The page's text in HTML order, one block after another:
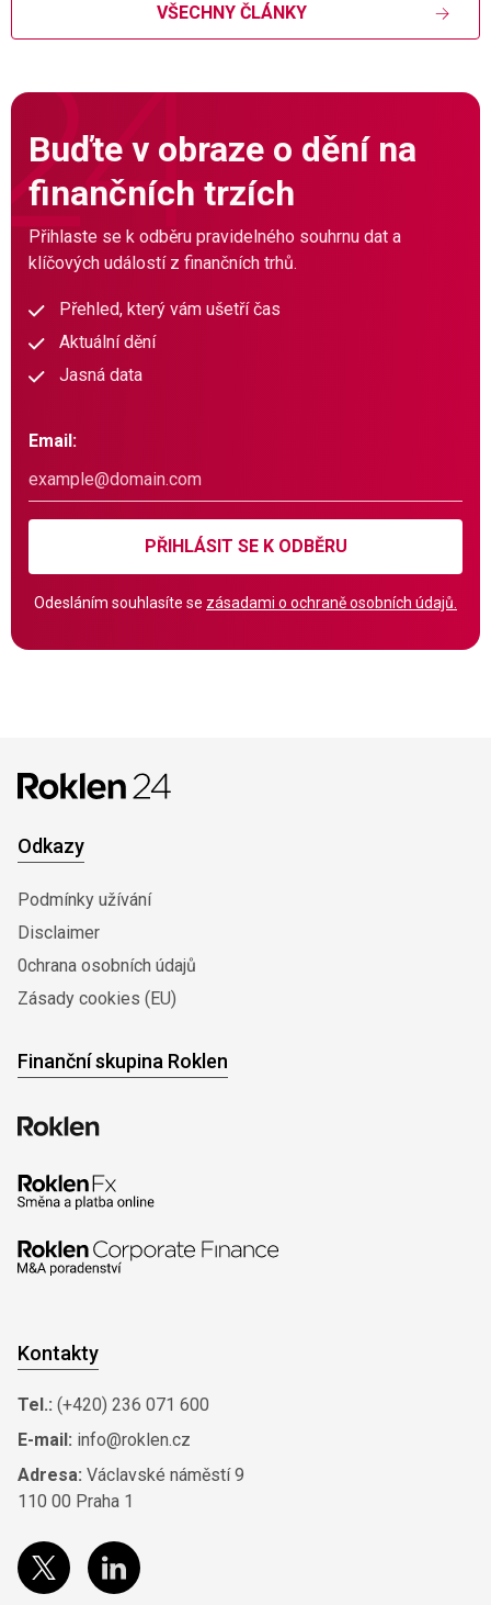
VŠECHNY ČLÁNKY
Buďte v obraze o dění na
finančních trzích
Přihlaste se k odběru pravidelného souhrnu dat a
klíčových událostí z finančních trhů.
Přehled, který vám ušetří čas
Aktuální dění
Jasná data
Email:
PŘIHLÁSIT SE K ODBĚRU
Odesláním souhlasíte se zásadami o ochraně osobních údajů.
Odkazy
Podmínky užívání
Disclaimer
0chrana osobních údajů
Zásady cookies (EU)
Finanční skupina Roklen
Kontakty
Tel.: (+420) 236 071 600
E-mail: info@roklen.cz
Adresa: Václavské náměstí 9
110 00 Praha 1